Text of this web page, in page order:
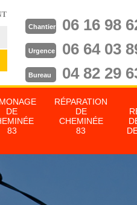
Chantier 06 16 98
Urgence 06 64 03
Bureau 04 82 29
DE
83
RÉPARATION
DE
CHEMINÉE
83